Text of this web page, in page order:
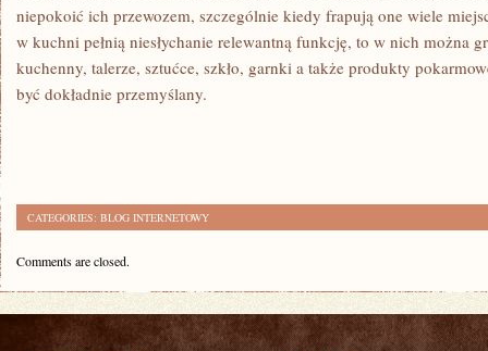
niepokoić ich przewozem, szczególnie kiedy frapują one wiele
w kuchni pełnią niesłychanie relewantną funkcję, to w nich można
kuchenny, talerze, sztućce, szkło, garnki a także produkty
być dokładnie przemyślany.
CATEGORIES: BLOG INTERNETOWY
Comments are closed.